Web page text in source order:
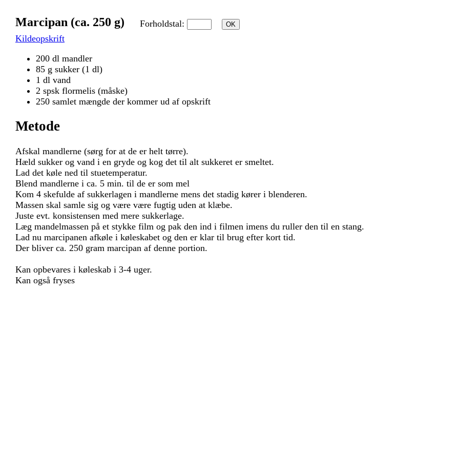
Marcipan (ca. 250 g) Forholdstal: OK
Kildeopskrift
200 dl mandler
85 g sukker (1 dl)
1 dl vand
2 spsk flormelis (måske)
250 samlet mængde der kommer ud af opskrift
Metode
Afskal mandlerne (sørg for at de er helt tørre).
Hæld sukker og vand i en gryde og kog det til alt sukkeret er smeltet.
Lad det køle ned til stuetemperatur.
Blend mandlerne i ca. 5 min. til de er som mel
Kom 4 skefulde af sukkerlagen i mandlerne mens det stadig kører i blenderen.
Massen skal samle sig og være være fugtig uden at klæbe.
Juste evt. konsistensen med mere sukkerlage.
Læg mandelmassen på et stykke film og pak den ind i filmen imens du ruller den til en stang.
Lad nu marcipanen afkøle i køleskabet og den er klar til brug efter kort tid.
Der bliver ca. 250 gram marcipan af denne portion.
Kan opbevares i køleskab i 3-4 uger.
Kan også fryses